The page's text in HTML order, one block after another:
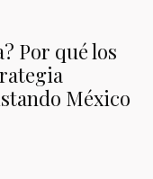
Por qué los
México